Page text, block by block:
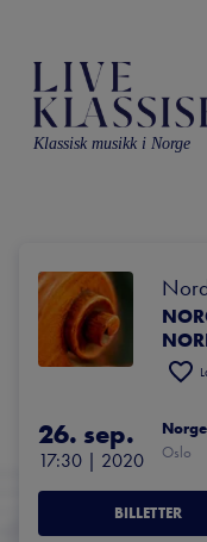
Klassisk musikk i Norge
26. sep.
17:30 | 2020
Oslo
BILLETTER